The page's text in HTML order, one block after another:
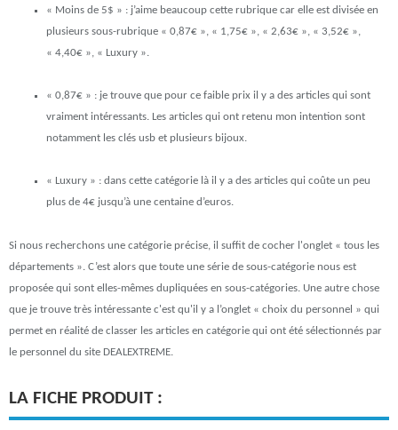
« Moins de 5$ » : j’aime beaucoup cette rubrique car elle est divisée en
plusieurs sous-rubrique « 0,87€ », « 1,75€ », « 2,63€ », « 3,52€ »,
« 4,40€ », « Luxury ».
« 0,87€ » : je trouve que pour ce faible prix il y a des articles qui sont
vraiment intéressants. Les articles qui ont retenu mon intention sont
notamment les clés usb et plusieurs bijoux.
« Luxury » : dans cette catégorie là il y a des articles qui coûte un peu
plus de 4€ jusqu’à une centaine d’euros.
Si nous recherchons une catégorie précise, il suffit de cocher l'onglet « tous les
départements ». C’est alors que toute une série de sous-catégorie nous est
proposée qui sont elles-mêmes dupliquées en sous-catégories. Une autre chose
que je trouve très intéressante c'est qu'il y a l’onglet « choix du personnel » qui
permet en réalité de classer les articles en catégorie qui ont été sélectionnés par
le personnel du site DEALEXTREME.
LA FICHE PRODUIT :